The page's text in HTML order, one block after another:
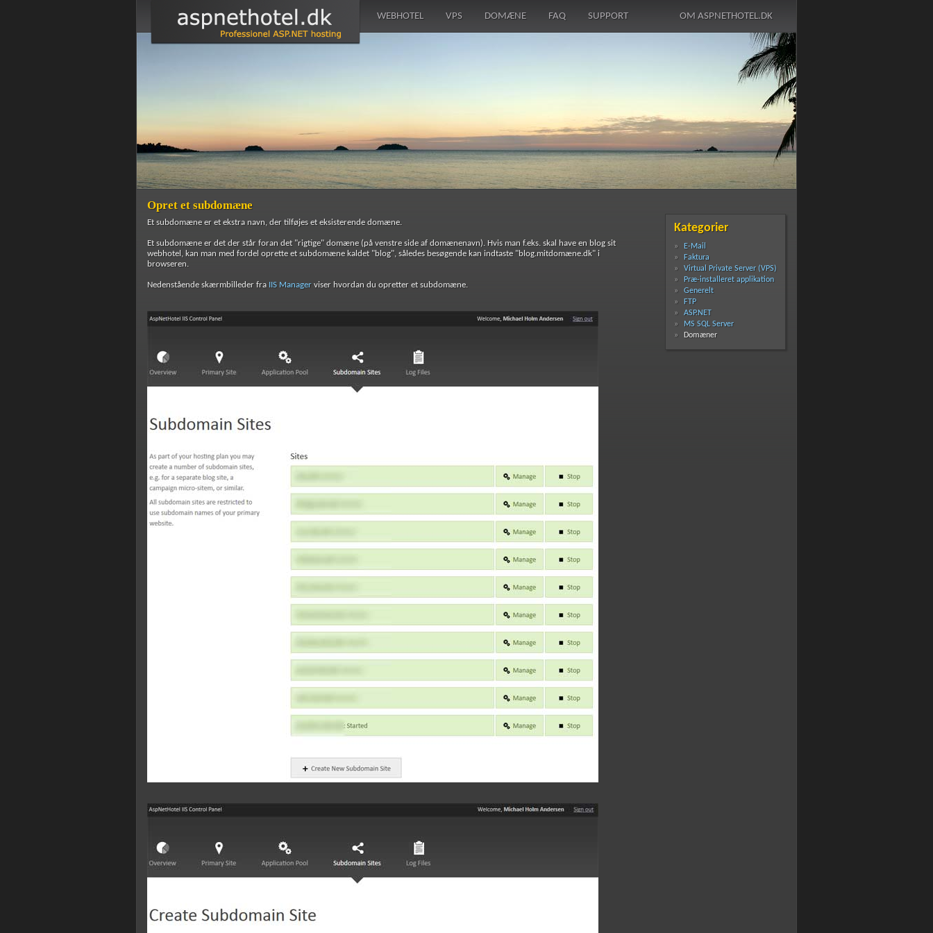
WEBHOTEL VPS DOMÆNE FAQ SUPPORT OM ASPNETHOTEL.DK
Kategorier
E-Mail
Faktura
Virtual Private Server (VPS)
Præ-installeret applikation
Generelt
FTP
ASP.NET
MS SQL Server
Domæner
Opret et subdomæne
Et subdomæne er et ekstra navn, der tilføjes et eksisterende domæne.
Et subdomæne er det der står foran det "rigtige" domæne (på venstre side af domænenavn). Hvis man f.eks. skal have en blog sit
webhotel, kan man med fordel oprette et subdomæne kaldet "blog", således besøgende kan indtaste "blog.mitdomæne.dk" i
browseren.
Nedenstående skærmbilleder fra IIS Manager viser hvordan du opretter et subdomæne.